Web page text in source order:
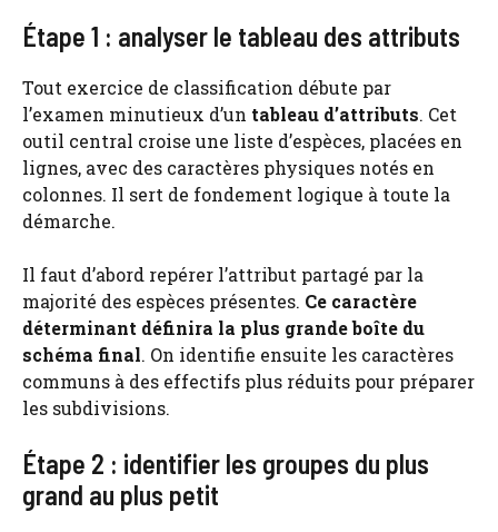
Étape 1 : analyser le tableau des attributs
Tout exercice de classification débute par
l’examen minutieux d’un tableau d’attributs. Cet
outil central croise une liste d’espèces, placées en
lignes, avec des caractères physiques notés en
colonnes. Il sert de fondement logique à toute la
démarche.
Il faut d’abord repérer l’attribut partagé par la
majorité des espèces présentes. Ce caractère
déterminant définira la plus grande boîte du
schéma final. On identifie ensuite les caractères
communs à des effectifs plus réduits pour préparer
les subdivisions.
Étape 2 : identifier les groupes du plus
grand au plus petit